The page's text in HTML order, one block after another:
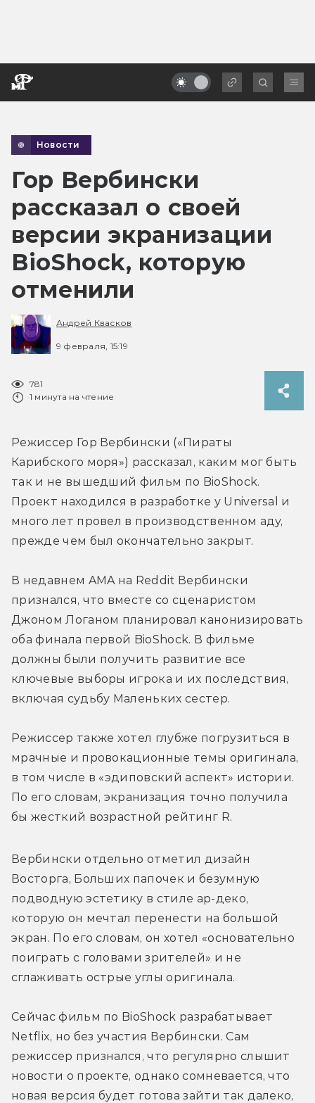
Новости
Гор Вербински
рассказал о своей
версии экранизации
BioShock, которую
отменили
Андрей Квасков
9 февраля, 15:19
781
1 минута на чтение
Режиссер Гор Вербински («Пираты
Карибского моря») рассказал, каким мог быть
так и не вышедший фильм по BioShock.
Проект находился в разработке у Universal и
много лет провел в производственном аду,
прежде чем был окончательно закрыт.
В недавнем AMA на Reddit Вербински
признался, что вместе со сценаристом
Джоном Логаном планировал канонизировать
оба финала первой BioShock. В фильме
должны были получить развитие все
ключевые выборы игрока и их последствия,
включая судьбу Маленьких сестер.
Режиссер также хотел глубже погрузиться в
мрачные и провокационные темы оригинала,
в том числе в «эдиповский аспект» истории.
По его словам, экранизация точно получила
бы жесткий возрастной рейтинг R.
Вербински отдельно отметил дизайн
Восторга, Больших папочек и безумную
подводную эстетику в стиле ар-деко,
которую он мечтал перенести на большой
экран. По его словам, он хотел «основательно
поиграть с головами зрителей» и не
сглаживать острые углы оригинала.
Сейчас фильм по BioShock разрабатывает
Netflix, но без участия Вербински. Сам
режиссер признался, что регулярно слышит
новости о проекте, однако сомневается, что
новая версия будет готова зайти так далеко,